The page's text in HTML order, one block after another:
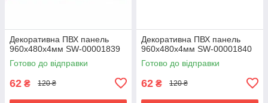
Декоративна ПВХ панель
960х480х4мм SW-00001839
Готово до відправки
62 ₴ 120 ₴
Декоративна ПВХ панель
960х480х4мм SW-00001840
Готово до відправки
62 ₴ 120 ₴